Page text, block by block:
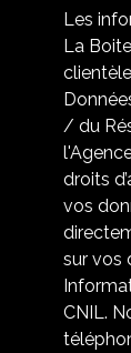
Les
La
/ du
droits
vos
sur vos
CNIL.